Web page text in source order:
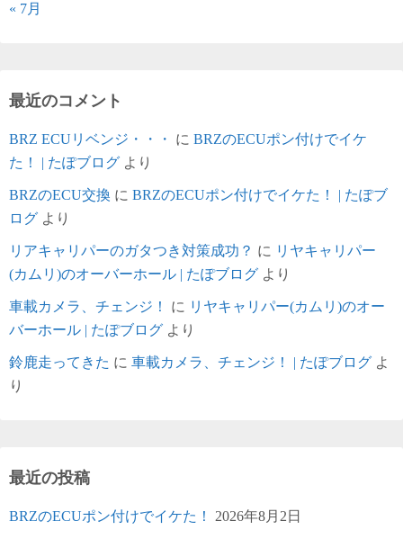
« 7月
最近のコメント
BRZ ECUリベンジ・・・ に BRZのECUポン付けでイケ
た！ | たぽブログ より
BRZのECU交換 に BRZのECUポン付けでイケた！ | たぽブ
ログ より
リアキャリパーのガタつき対策成功？ に リヤキャリパー
(カムリ)のオーバーホール | たぽブログ より
車載カメラ、チェンジ！ に リヤキャリパー(カムリ)のオー
バーホール | たぽブログ より
鈴鹿走ってきた に 車載カメラ、チェンジ！ | たぽブログ よ
り
最近の投稿
BRZのECUポン付けでイケた！ 2026年8月2日